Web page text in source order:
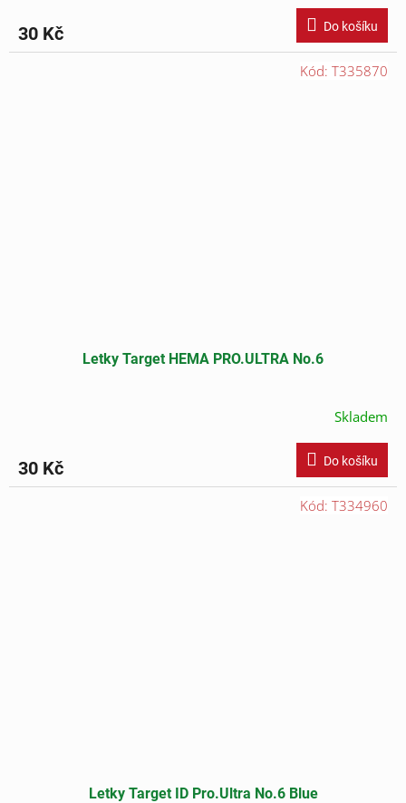
30 Kč Do košíku
Letky Target HEMA PRO.ULTRA No.6
Skladem
30 Kč Do košíku
Kód: T335870
Letky Target ID Pro.Ultra No.6 Blue
Kód: T334960